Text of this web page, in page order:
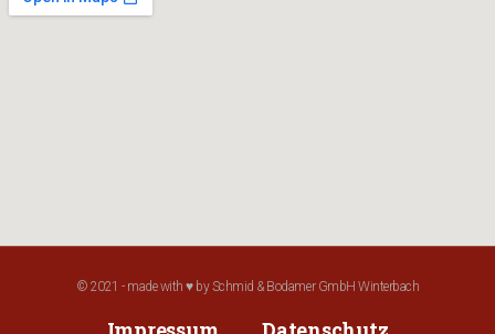
© 2021 - made with ♥ by Schmid & Bodamer GmbH Winterbach